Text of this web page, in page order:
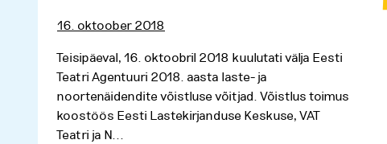
16. oktoober 2018
Teisipäeval, 16. oktoobril 2018 kuulutati välja Eesti
Teatri Agentuuri 2018. aasta laste- ja
noortenäidendite võistluse võitjad. Võistlus toimus
koostöös Eesti Lastekirjanduse Keskuse, VAT
Teatri ja N...